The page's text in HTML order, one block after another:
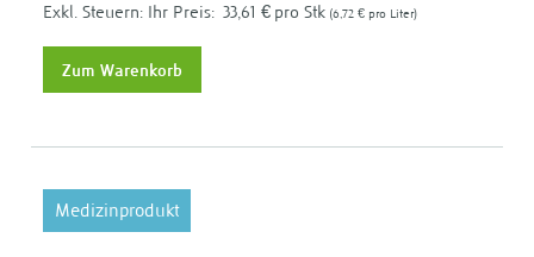
Ihr Preis: 33,61 € pro Stk 6,72 € pro Liter
Zum Warenkorb
Medizinprodukt